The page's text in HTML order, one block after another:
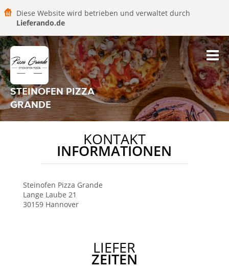
Diese Website wird betrieben und verwaltet durch
Lieferando.de
STEINOFEN PIZZA
GRANDE
KONTAKT
INFORMATIONEN
Steinofen Pizza Grande
Lange Laube 21
30159 Hannover
LIEFER
ZEITEN